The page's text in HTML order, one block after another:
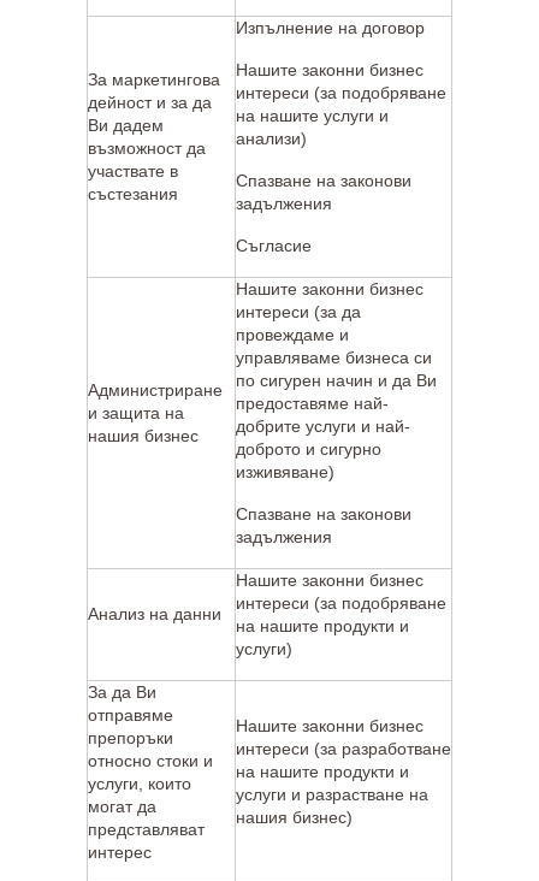
За маркетингова
дейност и за да
Ви дадем
възможност да
участвате в
състезания
Изпълнение на договор
Нашите законни бизнес
интереси (за подобряване
на нашите услуги и
анализи)
Спазване на законови
задължения
Съгласие
Администриране
и защита на
нашия бизнес
Нашите законни бизнес
интереси (за да
провеждаме и
управляваме бизнеса си
по сигурен начин и да Ви
предоставяме най-
добрите услуги и най-
доброто и сигурно
изживяване)
Спазване на законови
задължения
Анализ на данни
Нашите законни бизнес
интереси (за подобряване
на нашите продукти и
услуги)
За да Ви
отправяме
препоръки
относно стоки и
услуги, които
могат да
представляват
интерес
Нашите законни бизнес
интереси (за разработване
на нашите продукти и
услуги и разрастване на
нашия бизнес)